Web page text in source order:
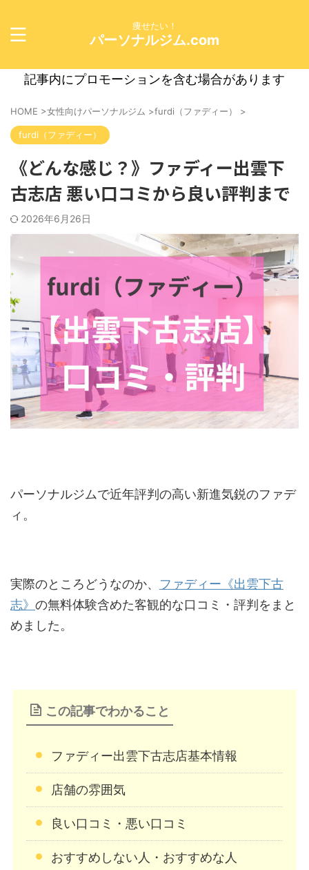
痩せたい！
パーソナルジム.com
記事内にプロモーションを含む場合があります
HOME >女性向けパーソナルジム >furdi（ファディー） >
furdi（ファディー）
《どんな感じ？》ファディー出雲下
古志店 悪い口コミから良い評判まで
2026年6月26日
パーソナルジムで近年評判の高い新進気鋭のファデ
ィ。
実際のところどうなのか、 ファディー《出雲下古
志》 の無料体験含めた客観的な口コミ・評判をまと
めました。
この記事でわかること
ファディー出雲下古志店基本情報
店舗の雰囲気
良い口コミ・悪い口コミ
おすすめしない人・おすすめな人